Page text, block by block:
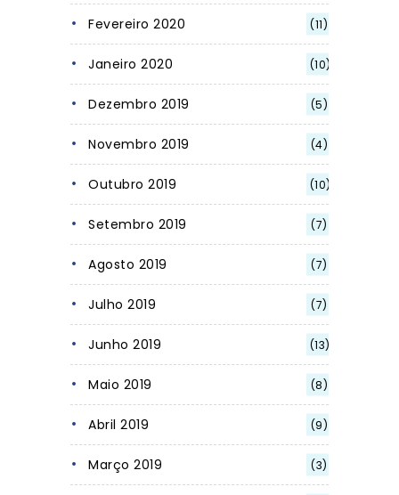
Fevereiro 2020 (11)
Janeiro 2020 (10)
Dezembro 2019 (5)
Novembro 2019 (4)
Outubro 2019 (10)
Setembro 2019 (7)
Agosto 2019 (7)
Julho 2019 (7)
Junho 2019 (13)
Maio 2019 (8)
Abril 2019 (9)
Março 2019 (3)